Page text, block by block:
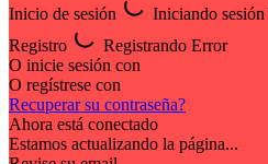
Inicio de sesión Iniciando sesión
Registro
Registrando Error
O inicie sesión con
O regístrese con
Recuperar su contraseña?
Ahora está conectado
Estamos actualizando la página...